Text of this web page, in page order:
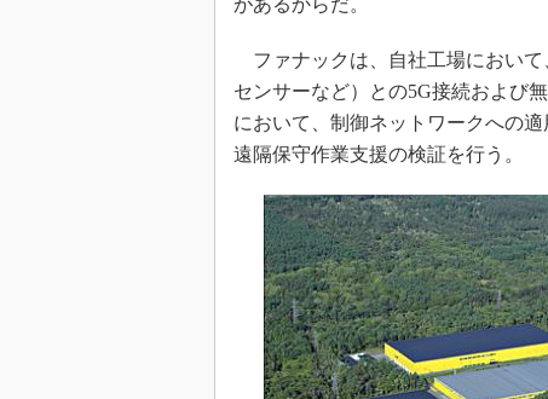
があるからだ。
ファナックは、自社工場において
センサーなど）との5G接続および
において、制御ネットワークへの
遠隔保守作業支援の検証を行う。